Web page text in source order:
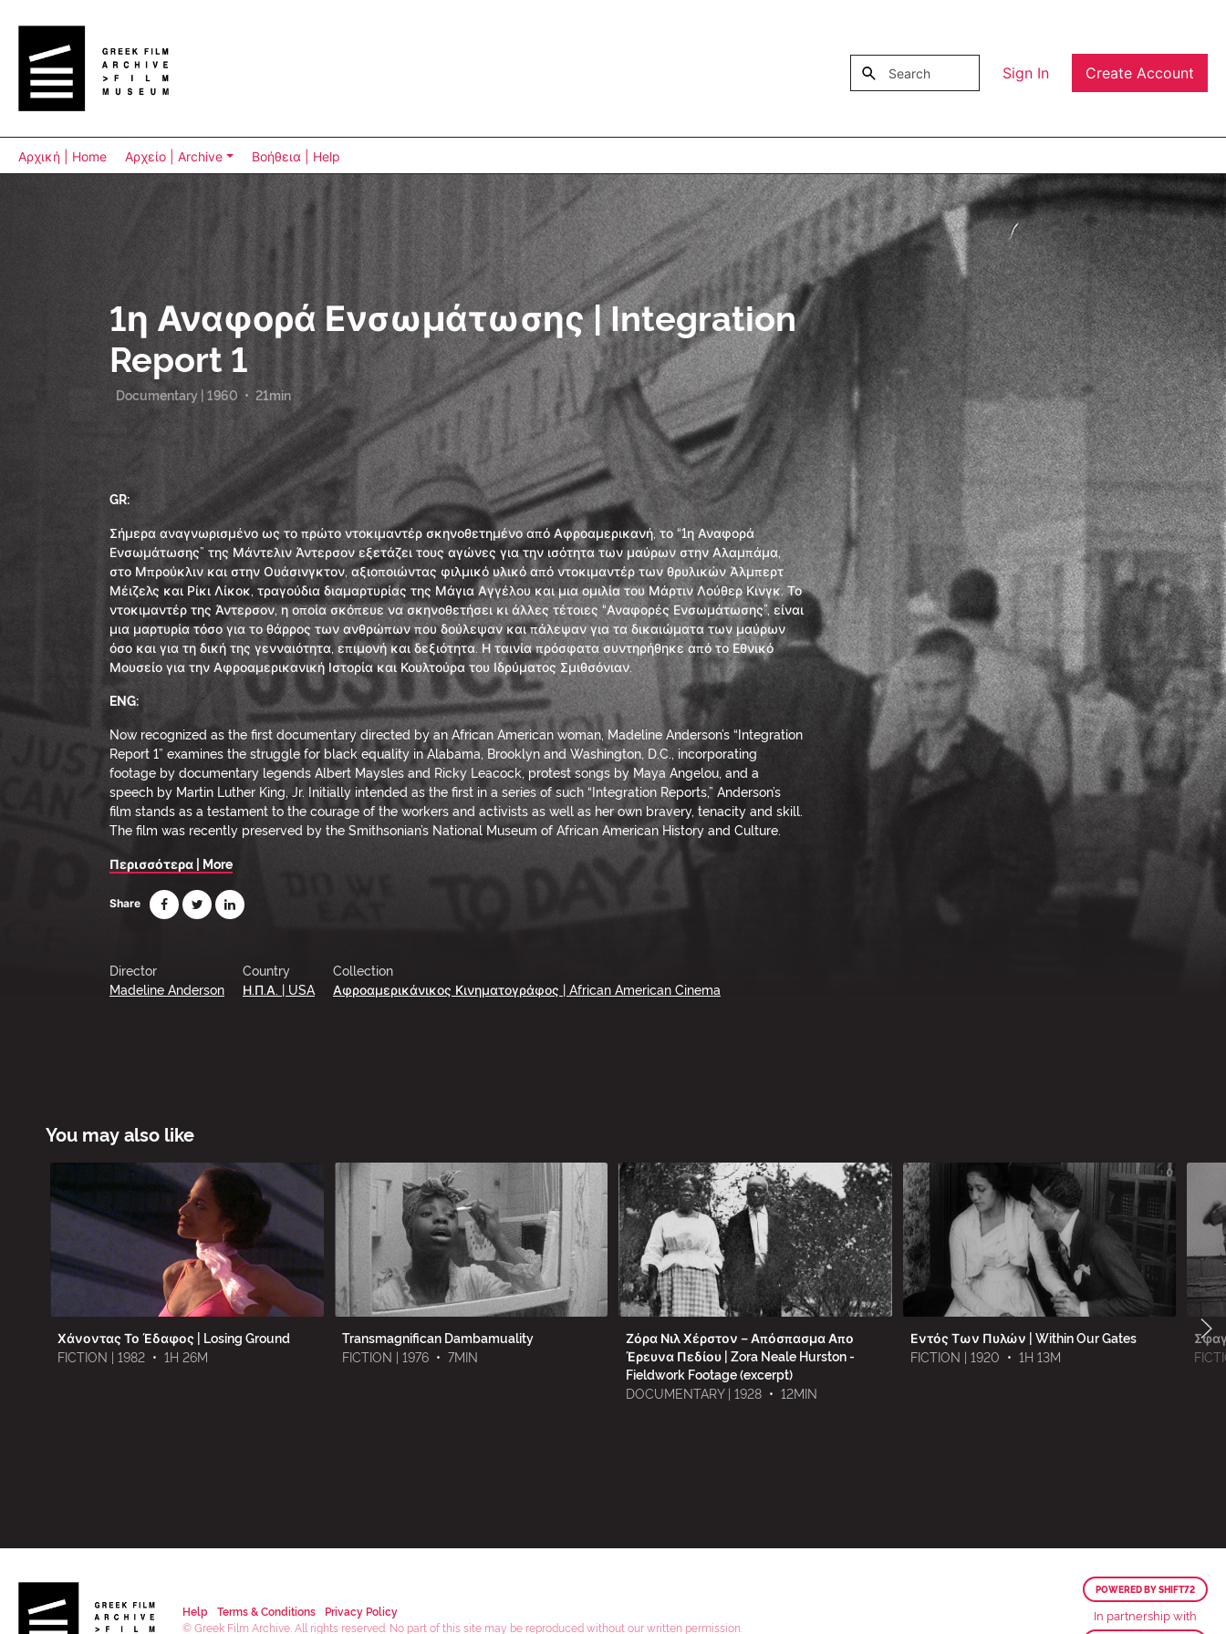
Submit search Sign In Create Account
Αρχική | Home Αρχείο | Archive Βοήθεια | Help
1η Αναφορά Ενσωμάτωσης | Integration
Report 1
Documentary | 1960 • 21min
GR:
Σήμερα αναγνωρισμένο ως το πρώτο ντοκιμαντέρ σκηνοθετημένο από Αφροαμερικανή, το “1η Αναφορά
Ενσωμάτωσης” της Μάντελιν Άντερσον εξετάζει τους αγώνες για την ισότητα των μαύρων στην Αλαμπάμα,
στο Μπρούκλιν και στην Ουάσινγκτον, αξιοποιώντας φιλμικό υλικό από ντοκιμαντέρ των θρυλικών Άλμπερτ
Μέιζελς και Ρίκι Λίκοκ, τραγούδια διαμαρτυρίας της Μάγια Αγγέλου και μια ομιλία του Μάρτιν Λούθερ Κινγκ. Το
ντοκιμαντέρ της Άντερσον, η οποία σκόπευε να σκηνοθετήσει κι άλλες τέτοιες “Αναφορές Ενσωμάτωσης”, είναι
μια μαρτυρία τόσο για το θάρρος των ανθρώπων που δούλεψαν και πάλεψαν για τα δικαιώματα των μαύρων
όσο και για τη δική της γενναιότητα, επιμονή και δεξιότητα. Η ταινία πρόσφατα συντηρήθηκε από το Εθνικό
Μουσείο για την Αφροαμερικανική Ιστορία και Κουλτούρα του Ιδρύματος Σμιθσόνιαν.
ENG:
Now recognized as the first documentary directed by an African American woman, Madeline Anderson’s “Integration
Report 1” examines the struggle for black equality in Alabama, Brooklyn and Washington, D.C., incorporating
footage by documentary legends Albert Maysles and Ricky Leacock, protest songs by Maya Angelou, and a
speech by Martin Luther King, Jr. Initially intended as the first in a series of such “Integration Reports,” Anderson’s
film stands as a testament to the courage of the workers and activists as well as her own bravery, tenacity and skill.
The film was recently preserved by the Smithsonian’s National Museum of African American History and Culture.
Περισσότερα | More
Share
Director
Madeline Anderson
Country
Η.Π.Α. | USA
Collection
Αφροαμερικάνικος Κινηματογράφος | African American Cinema
You may also like
Χάνοντας Το Έδαφος | Losing Ground
FICTION | 1982 • 1H 26M
Transmagnifican Dambamuality
FICTION | 1976 • 7MIN
Ζόρα Νιλ Χέρστον – Απόσπασμα Απο
Έρευνα Πεδίου | Zora Neale Hurston -
Fieldwork Footage (excerpt)
DOCUMENTARY | 1928 • 12MIN
Εντός Των Πυλών | Within Our Gates
FICTION | 1920 • 1H 13M
Help Terms & Conditions
Privacy Policy
© Greek Film Archive. All rights reserved. No part of this site may be reproduced without our written permission.
POWERED BY SHIFT72
In partnership with